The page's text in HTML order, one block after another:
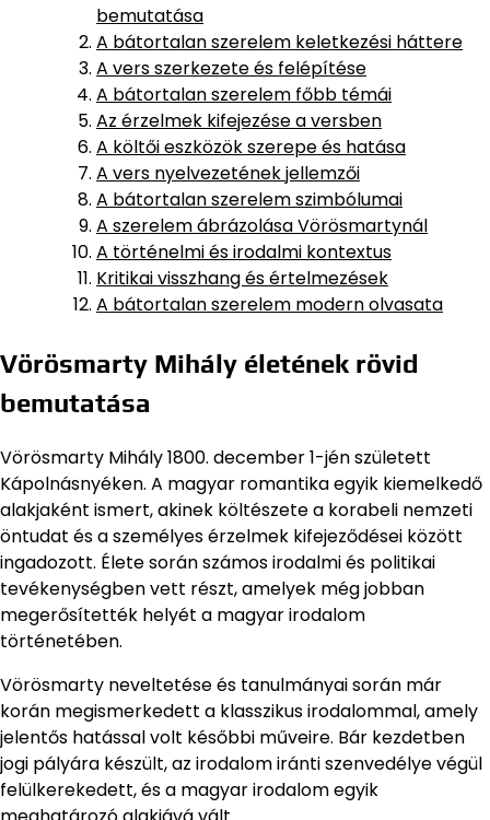
bemutatása
A bátortalan szerelem keletkezési háttere
A vers szerkezete és felépítése
A bátortalan szerelem főbb témái
Az érzelmek kifejezése a versben
A költői eszközök szerepe és hatása
A vers nyelvezetének jellemzői
A bátortalan szerelem szimbólumai
A szerelem ábrázolása Vörösmartynál
A történelmi és irodalmi kontextus
Kritikai visszhang és értelmezések
A bátortalan szerelem modern olvasata
Vörösmarty Mihály életének rövid
bemutatása
Vörösmarty Mihály 1800. december 1-jén született
Kápolnásnyéken. A magyar romantika egyik kiemelkedő
alakjaként ismert, akinek költészete a korabeli nemzeti
öntudat és a személyes érzelmek kifejeződései között
ingadozott. Élete során számos irodalmi és politikai
tevékenységben vett részt, amelyek még jobban
megerősítették helyét a magyar irodalom
történetében.
Vörösmarty neveltetése és tanulmányai során már
korán megismerkedett a klasszikus irodalommal, amely
jelentős hatással volt későbbi műveire. Bár kezdetben
jogi pályára készült, az irodalom iránti szenvedélye végül
felülkerekedett, és a magyar irodalom egyik